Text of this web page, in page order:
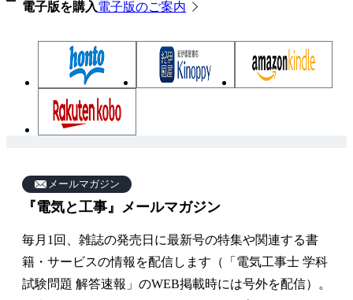
電子版を購入電子版のご案内
誌
連
ペ
ー
メールマガジン
『電気と工事』メールマガジン
毎月1回、雑誌の発売日に最新号の特集や関連する書
籍・サービスの情報を配信します（「電気工事士 学科
試験問題 解答速報」のWEB掲載時には号外を配信）。